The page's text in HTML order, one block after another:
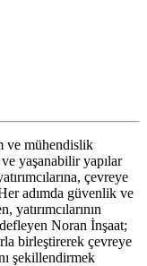
ve mühendislik
yaşanabilir yapılar
çevreye
adımda güvenlik ve
yatırımcılarının
Noran İnşaat;
birleştirerek çevreye
şekillendirmek